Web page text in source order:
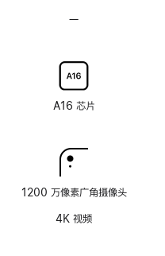
率
技
涂
层
—
配
纳
米
玻
面
A16 芯片
1200 万像素广角摄像头
4K 视频